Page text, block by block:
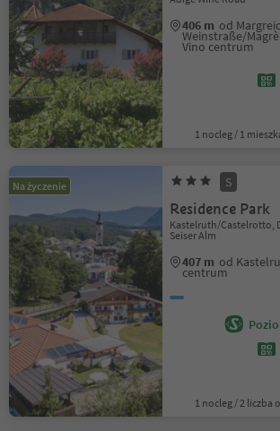
406 m od
Weinstraße/
Vino centrum
1 nocleg / 1
Na życzenie S
Residence Park
Kastelruth/Castelrotto,
Seiser Alm
407 m od
centrum
1 nocleg / 2 liczba